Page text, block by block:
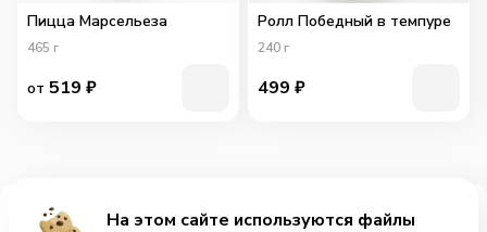
Добавить за 359₽
Пицца Марсельеза
465 г
от 519 ₽
Ролл Победный в темпуре
240 г
499 ₽
На этом сайте используются файлы